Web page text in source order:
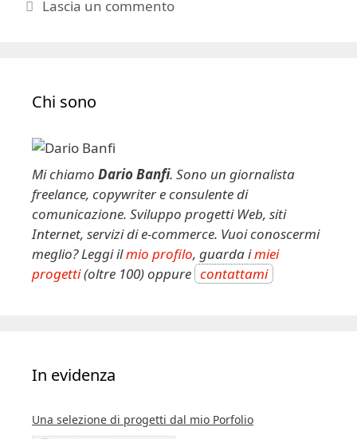
Lascia un commento
Chi sono
Mi chiamo Dario Banfi. Sono un giornalista
freelance, copywriter e consulente di
comunicazione. Sviluppo progetti Web, siti
Internet, servizi di e-commerce. Vuoi conoscermi
meglio? Leggi ilmio profilo, guarda imiei
progetti(oltre 100) oppure contattami
In evidenza
Una selezione di progetti dal mio Porfolio